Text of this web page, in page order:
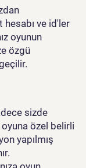
ve id'ler
oyunun
özgü
sizde
özel belirli
yapılmış